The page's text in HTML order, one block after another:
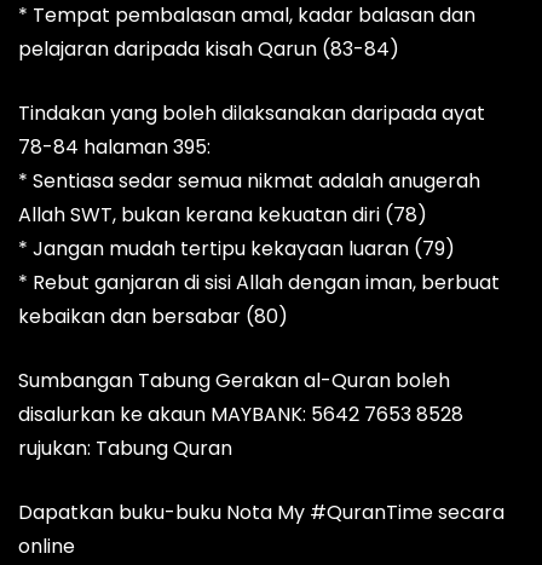
* Tempat pembalasan amal, kadar balasan dan
pelajaran daripada kisah Qarun (83-84)
Tindakan yang boleh dilaksanakan daripada ayat
78-84 halaman 395:
* Sentiasa sedar semua nikmat adalah anugerah
Allah SWT, bukan kerana kekuatan diri (78)
* Jangan mudah tertipu kekayaan luaran (79)
* Rebut ganjaran di sisi Allah dengan iman, berbuat
kebaikan dan bersabar (80)
Sumbangan Tabung Gerakan al-Quran boleh
disalurkan ke akaun MAYBANK: 5642 7653 8528
rujukan: Tabung Quran
Dapatkan buku-buku Nota My #QuranTime secara
online